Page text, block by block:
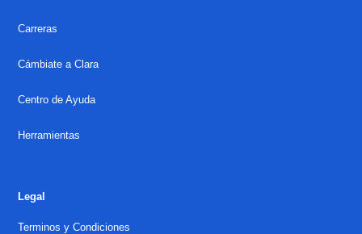
Carreras
Cámbiate a Clara
Centro de Ayuda
Herramientas
Legal
Terminos y Condiciones